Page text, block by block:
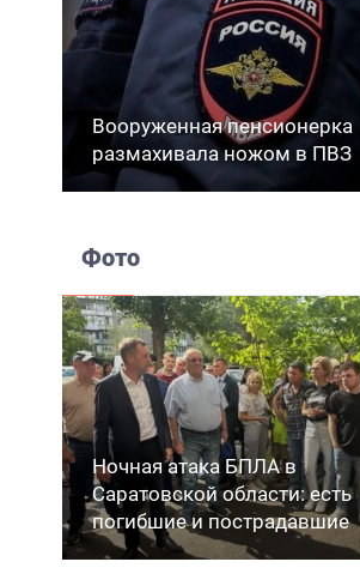
Вооруженная пенсионерка
размахивала ножом в ПВЗ
Фото
Ночная атака БПЛА в
Саратовской области: есть
погибшие и пострадавшие